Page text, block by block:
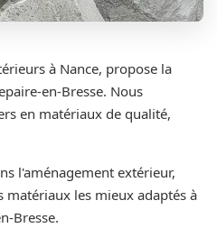
à Nance, propose la
en-Bresse. Nous
en matériaux de qualité,
l'aménagement extérieur,
matériaux les mieux adaptés à
Bresse.